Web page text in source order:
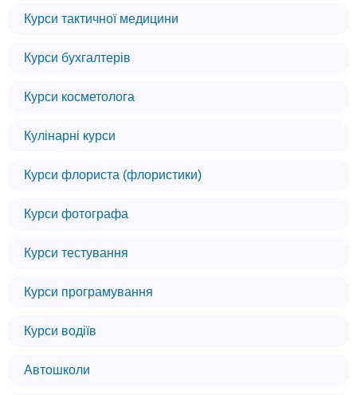
Курси тактичної медицини
Курси бухгалтерів
Курси косметолога
Кулінарні курси
Курси флориста (флористики)
Курси фотографа
Курси тестування
Курси програмування
Курси водіїв
Автошколи